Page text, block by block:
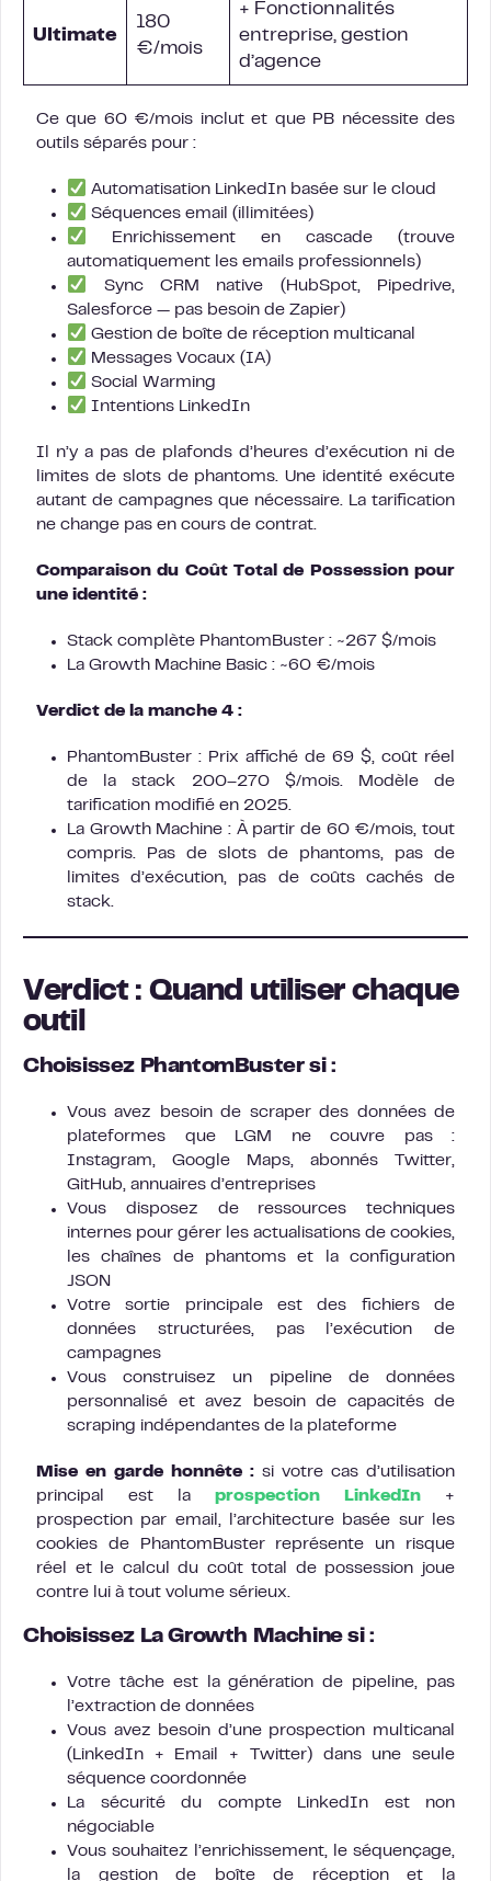
Ultimate
180
€/mois
+ Fonctionnalités
entreprise, gestion
d’agence
Ce que 60 €/mois inclut et que PB nécessite des
outils séparés pour :
Automatisation LinkedIn basée sur le cloud
Séquences email (illimitées)
Enrichissement en cascade (trouve
automatiquement les emails professionnels)
Sync CRM native (HubSpot, Pipedrive,
Salesforce — pas besoin de Zapier)
Gestion de boîte de réception multicanal
Messages Vocaux (IA)
Social Warming
Intentions LinkedIn
Il n’y a pas de plafonds d’heures d’exécution ni de
limites de slots de phantoms. Une identité exécute
autant de campagnes que nécessaire. La tarification
ne change pas en cours de contrat.
Comparaison du Coût Total de Possession pour
une identité :
Stack complète PhantomBuster : ~267 $/mois
La Growth Machine Basic : ~60 €/mois
Verdict de la manche 4 :
PhantomBuster : Prix affiché de 69 $, coût réel
de la stack 200–270 $/mois. Modèle de
tarification modifié en 2025.
La Growth Machine : À partir de 60 €/mois, tout
compris. Pas de slots de phantoms, pas de
limites d’exécution, pas de coûts cachés de
stack.
Verdict : Quand utiliser chaque
outil
Choisissez PhantomBuster si :
Vous avez besoin de scraper des données de
plateformes que LGM ne couvre pas :
Instagram, Google Maps, abonnés Twitter,
GitHub, annuaires d’entreprises
Vous disposez de ressources techniques
internes pour gérer les actualisations de cookies,
les chaînes de phantoms et la configuration
JSON
Votre sortie principale est des fichiers de
données structurées, pas l’exécution de
campagnes
Vous construisez un pipeline de données
personnalisé et avez besoin de capacités de
scraping indépendantes de la plateforme
Mise en garde honnête : si votre cas d’utilisation
principal est la prospection LinkedIn +
prospection par email, l’architecture basée sur les
cookies de PhantomBuster représente un risque
réel et le calcul du coût total de possession joue
contre lui à tout volume sérieux.
Choisissez La Growth Machine si :
Votre tâche est la génération de pipeline, pas
l’extraction de données
Vous avez besoin d’une prospection multicanal
(LinkedIn + Email + Twitter) dans une seule
séquence coordonnée
La sécurité du compte LinkedIn est non
négociable
Vous souhaitez l’enrichissement, le séquençage,
la gestion de boîte de réception et la